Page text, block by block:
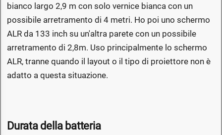
bianco largo 2,9 m con solo vernice bianca con un
possibile arretramento di 4 metri. Ho poi uno schermo
ALR da 133 inch su un'altra parete con un possibile
arretramento di 2,8m. Uso principalmente lo schermo
ALR, tranne quando il layout o il tipo di proiettore non è
adatto a questa situazione.
Durata della batteria